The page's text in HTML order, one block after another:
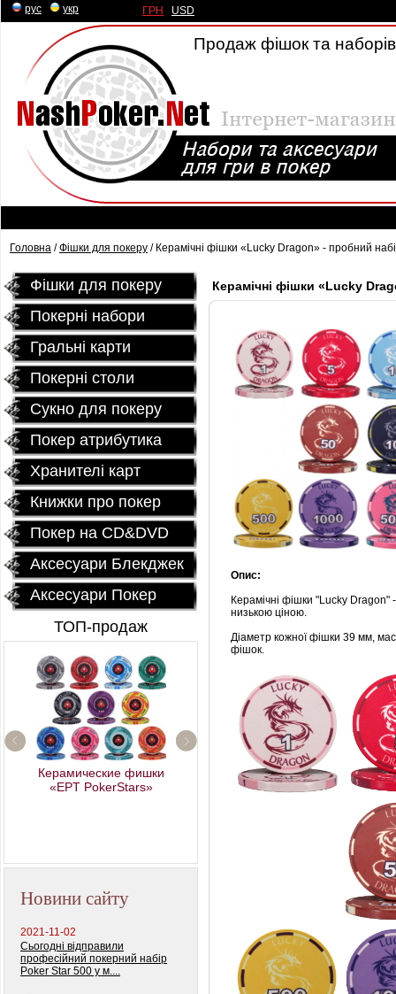
рус укр ГРН USD
Продаж фішок та
Головна /Фішки для покеру / Керамічні фішки «Lucky Dragon» - пробний
Фішки для покеру
Покерні набори
Гральні карти
Покернi столи
Сукно для покеру
Покер атрибутика
Хранителі карт
Книжки про покер
Покер на CD&DVD
Аксесуари Блекджек
Аксесуари Покер
ТОП-продаж
Керамические фишки
«EPT PokerStars»
Новини сайту
2021-11-02
Сьогодні відправили
професійний покерний набір
Poker Star 500 у м....
Керамічні фішки «Lucky
Опис:
Керамічні фішки "Lucky Dragon"
низькою ціною.
Діаметр кожної фішки 39 мм,
фішок.